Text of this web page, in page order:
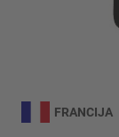
galerijas
FRANCIJA